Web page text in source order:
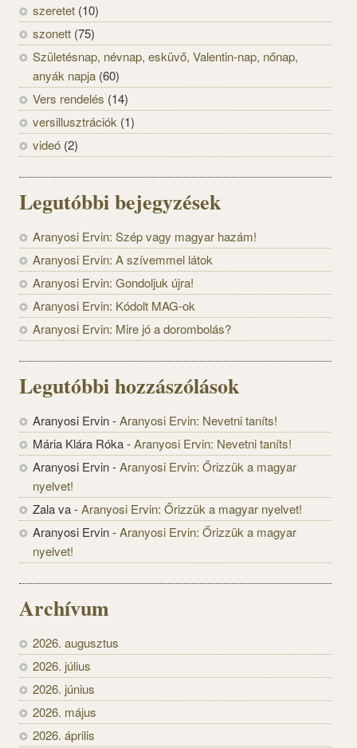
szeretet (10)
szonett (75)
Születésnap, névnap, esküvő, Valentin-nap, nőnap,
anyák napja (60)
Vers rendelés (14)
versillusztrációk (1)
videó (2)
Legutóbbi bejegyzések
Aranyosi Ervin: Szép vagy magyar hazám!
Aranyosi Ervin: A szívemmel látok
Aranyosi Ervin: Gondoljuk újra!
Aranyosi Ervin: Kódolt MAG-ok
Aranyosi Ervin: Mire jó a dorombolás?
Legutóbbi hozzászólások
Aranyosi Ervin-Aranyosi Ervin: Nevetni taníts!
Mária Klára Róka-Aranyosi Ervin: Nevetni taníts!
Aranyosi Ervin-Aranyosi Ervin: Őrizzük a magyar
nyelvet!
Zala va-Aranyosi Ervin: Őrizzük a magyar nyelvet!
Aranyosi Ervin-Aranyosi Ervin: Őrizzük a magyar
nyelvet!
Archívum
2026. augusztus
2026. július
2026. június
2026. május
2026. április